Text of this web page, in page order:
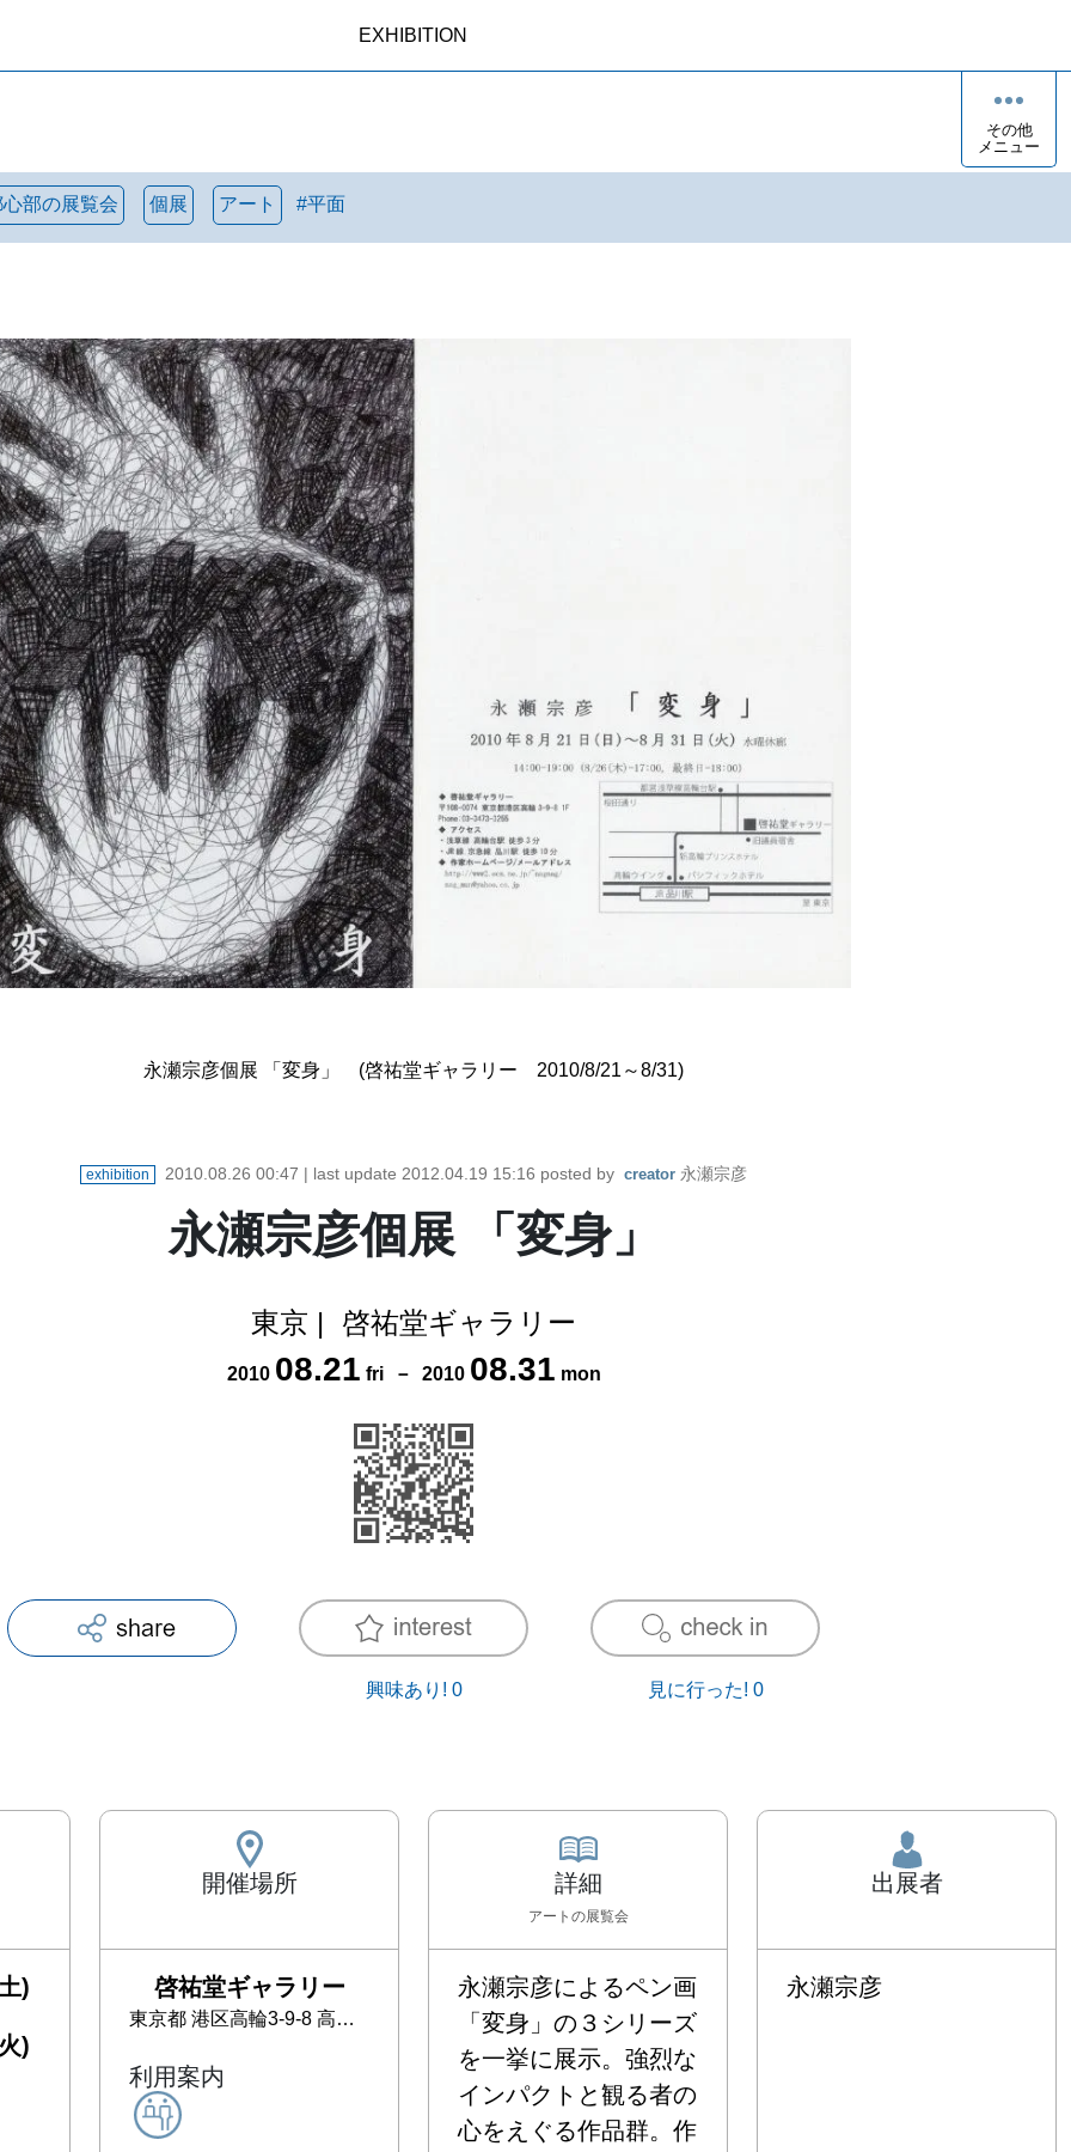
EXHIBITION
その他
メニュー
部の展覧会 個展 アート #平面
永瀬宗彦個展 「変身」 (啓祐堂ギャラリー 2010/8/21～8/31)
exhibition 2010.08.26 00:47 | last update 2012.04.19 15:16 posted by creator 永瀬宗彦
永瀬宗彦個展 「変身」
東京 | 啓祐堂ギャラリー
2010 08.21 fri－ 2010 08.31 mon
興味あり! 0 見に行った! 0
)
)
開催場所
啓祐堂ギャラリー
東京都 港区高輪3-9-8 高輪インターコート1F
利用案内
詳細
アート の展覧会
永瀬宗彦によるペン画
「変身」の３シリーズ
を一挙に展示。強烈な
インパクトと観る者の
心をえぐる作品群。作
出展者
永瀬宗彦